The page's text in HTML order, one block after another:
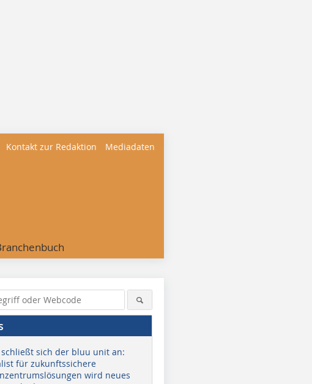
Kontakt zur Redaktion Mediadaten
schließt sich der bluu unit an:
für zukunftssichere
wird neues